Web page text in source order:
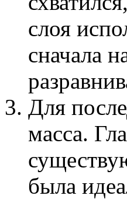
слоя
сначала
Для
масса.
была